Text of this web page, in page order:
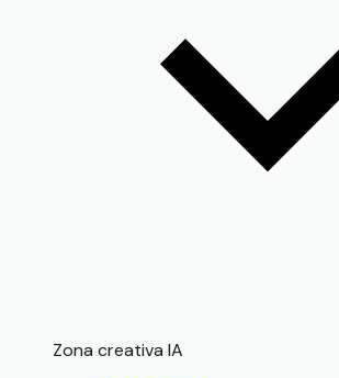
Zona creativa IA